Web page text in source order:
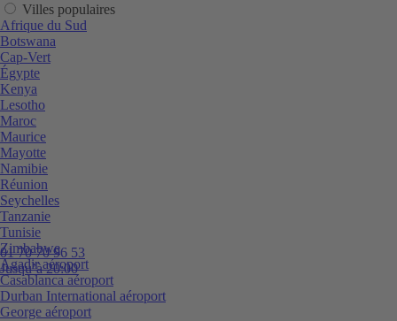
01 70 70 96 53
Jusqu’à 20:00
Villes populaires
Afrique du Sud
Botswana
Cap-Vert
Égypte
Kenya
Lesotho
Maroc
Maurice
Mayotte
Namibie
Réunion
Seychelles
Tanzanie
Tunisie
Zimbabwe
Agadir aéroport
Casablanca aéroport
Durban International aéroport
George aéroport